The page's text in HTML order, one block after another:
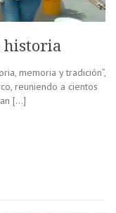
historia
memoria y tradición”,
reuniendo a cientos
[…]